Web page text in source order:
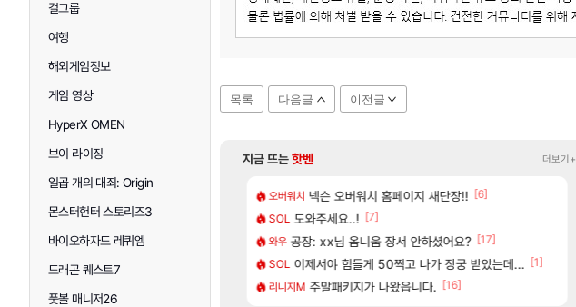
걸그룹
여행
해외게임정보
게임 영상
HyperX OMEN
브이 라이징
일곱 개의 대죄: Origin
몬스터헌터 스토리즈3
바이오하자드 레퀴엠
드래곤 퀘스트7
풋볼 매니저26
목록 다음글 이전글
지금 뜨는핫벤 더보기+
프 클릭 미스낫네 [117]
트 본사에서 연락왔음 [134]
위길드 내 대규모 인원이탈종용 추정사건
오버워치 넥슨 오버워치 홈페이지 새단장!! [6]
SOL 도와주세요..! [7]
와우 공장: xx님 옴니움 장서 안하셨어요? [17]
SOL 이제서야 힘들게 50찍고 나가 장궁 받았는데... [1]
리니지M 주말패키지가 나왔읍니다. [16]
오라 성우 정보 및 출연작 모음
소 위치 공략 (40개) - 귀환한 영혼 도전과제
츠 아키나 성우 정보 및 주요 필모
비스트 모든 바우에라 업그레이드 아이템 획득 위치 공략 (89개)
아스오라 카가미하라 하루 성우 정보 및 주요 필모
GTA6 8월 28일 넷플릭스에서 예고편 공개 예정
여행 [여행_국내] 남해 독일마을 [1]
명조 [무무기획 · 새출발] 기간 한정 의뢰 이벤트